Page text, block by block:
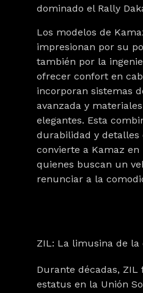
dominado el Rally
Los modelos de
impresionan por su
también por la
ofrecer confort en
incorporan sistemas
avanzada y
elegantes. Esta
durabilidad y detalles
convierte a Kamaz en
quienes buscan un
renunciar a la
ZIL: La limusina de la
Durante décadas, ZIL
estatus en la Unión